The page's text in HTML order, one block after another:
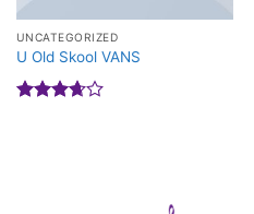
UNCATEGORIZED
U Old Skool VANS